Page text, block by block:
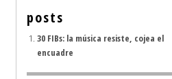
posts
30 FIBs: la música resiste, cojea el
encuadre